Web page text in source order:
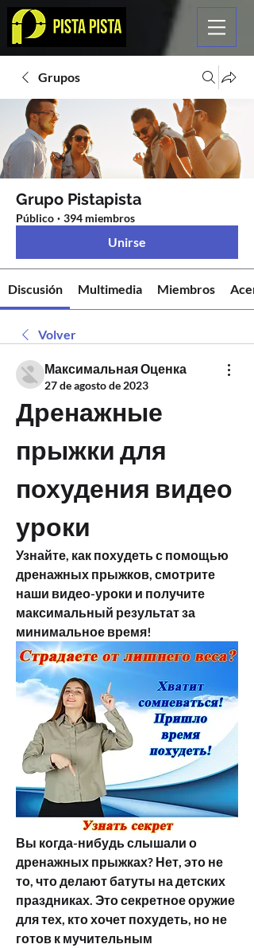
Grupos
Grupo Pistapista
Público · 394 miembros
Unirse
Discusión Multimedia Miembros
Volver
Максимальная Оценка
27 de agosto de 2023
Дренажные
прыжки для
похудения видео
уроки
Узнайте, как похудеть с помощью
дренажных прыжков, смотрите
наши видео-уроки и получите
максимальный результат за
минимальное время!
Вы когда-нибудь слышали о
дренажных прыжках? Нет, это не
то, что делают батуты на детских
праздниках. Это секретное оружие
для тех, кто хочет похудеть, но не
готов к мучительным